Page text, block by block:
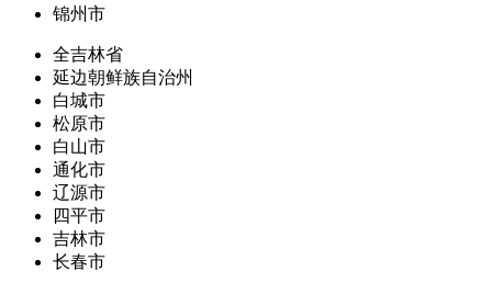
锦州市
全吉林省
延边朝鲜族自治州
白城市
松原市
白山市
通化市
辽源市
四平市
吉林市
长春市